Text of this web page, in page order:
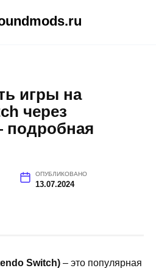
игры на
через
ОПУБЛИКОВАНО
13.07.2024
Switch) – это популярная